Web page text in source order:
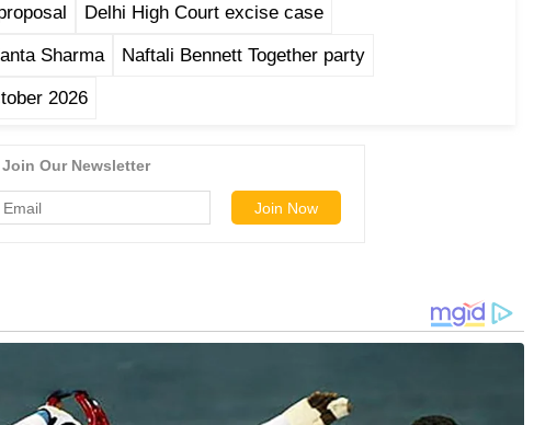
Delhi High Court excise case
Sharma Naftali Bennett Together party
2026